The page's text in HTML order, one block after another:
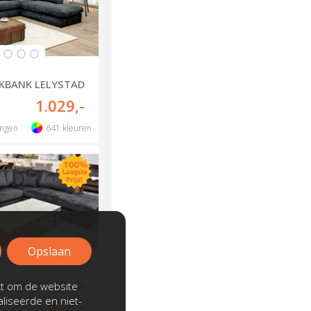
LELYSTAD
1.029,-
641 kleuren
LOENEN
1.029,-
om de website
en niet-
Opslaan